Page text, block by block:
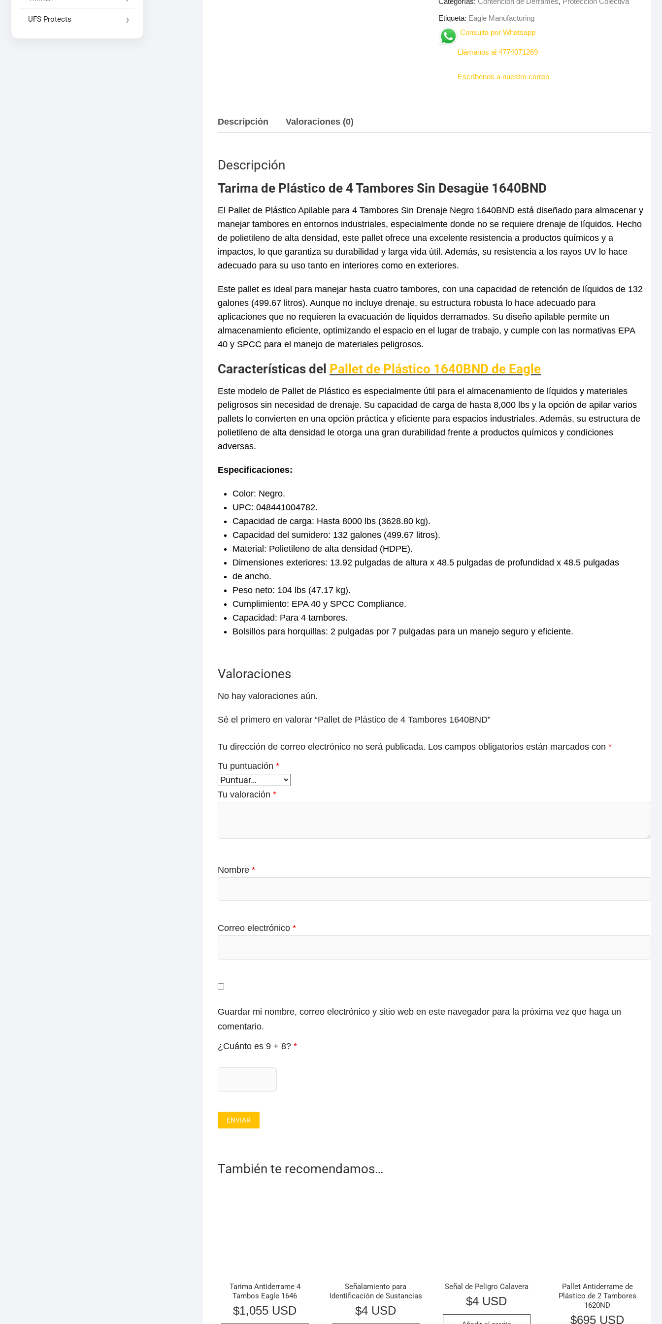
Etiqueta: Eagle Manufacturing
Consulta por Whatsapp
Llámanos al 4774071269
Escríbenos a nuestro correo
Descripción Valoraciones (0)
Descripción
Tarima de Plástico de 4 Tambores Sin Desagüe 1640BND
El Pallet de Plástico Apilable para 4 Tambores Sin Drenaje Negro 1640BND está diseñado para almacenar y
manejar tambores en entornos industriales, especialmente donde no se requiere drenaje de líquidos. Hecho
de polietileno de alta densidad, este pallet ofrece una excelente resistencia a productos químicos y a
impactos, lo que garantiza su durabilidad y larga vida útil. Además, su resistencia a los rayos UV lo hace
adecuado para su uso tanto en interiores como en exteriores.
Este pallet es ideal para manejar hasta cuatro tambores, con una capacidad de retención de líquidos de 132
galones (499.67 litros). Aunque no incluye drenaje, su estructura robusta lo hace adecuado para
aplicaciones que no requieren la evacuación de líquidos derramados. Su diseño apilable permite un
almacenamiento eficiente, optimizando el espacio en el lugar de trabajo, y cumple con las normativas EPA
40 y SPCC para el manejo de materiales peligrosos.
Características del Pallet de Plástico 1640BND de Eagle
Este modelo de Pallet de Plástico es especialmente útil para el almacenamiento de líquidos y materiales
peligrosos sin necesidad de drenaje. Su capacidad de carga de hasta 8,000 lbs y la opción de apilar varios
pallets lo convierten en una opción práctica y eficiente para espacios industriales. Además, su estructura de
polietileno de alta densidad le otorga una gran durabilidad frente a productos químicos y condiciones
adversas.
Especificaciones:
Color: Negro.
UPC: 048441004782.
Capacidad de carga: Hasta 8000 lbs (3628.80 kg).
Capacidad del sumidero: 132 galones (499.67 litros).
Material: Polietileno de alta densidad (HDPE).
Dimensiones exteriores: 13.92 pulgadas de altura x 48.5 pulgadas de profundidad x 48.5 pulgadas
de ancho.
Peso neto: 104 lbs (47.17 kg).
Cumplimiento: EPA 40 y SPCC Compliance.
Capacidad: Para 4 tambores.
Bolsillos para horquillas: 2 pulgadas por 7 pulgadas para un manejo seguro y eficiente.
Valoraciones
No hay valoraciones aún.
Sé el primero en valorar “Pallet de Plástico de 4 Tambores 1640BND”
Tu dirección de correo electrónico no será publicada. Los campos obligatorios están marcados con *
Tu puntuación *
Tu valoración *
Nombre *
Correo electrónico *
Guardar mi nombre, correo electrónico y sitio web en este navegador para la próxima vez que haga un
comentario.
¿Cuánto es 9 + 8? *
También te recomendamos…
Tarima Antiderrame 4
Tambos Eagle 1646
$1,055 USD
Señalamiento para
Identificación de Sustancias
$4 USD
Señal de Peligro Calavera
$4 USD
Pallet Antiderrame de
Plástico de 2 Tambores
1620ND
$695 USD
UFS Protects